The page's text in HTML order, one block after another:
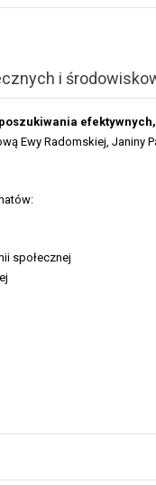
i
Ewy Radomskiej, Janiny
społecznej